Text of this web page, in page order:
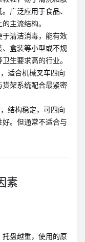
广泛应用于食品、
主流结构。
于清洁消毒，能有效
盒装等小型或不规
生要求高的行业。
适合机械叉车四向
架系统配合最紧密
结构稳定，可四向
。但通常不适合与
素
托盘越重，使用的原